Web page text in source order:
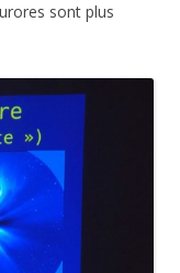
sont plus